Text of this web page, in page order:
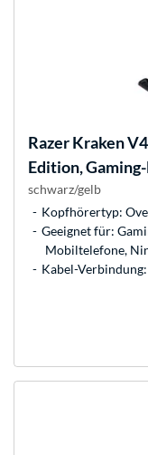
RazerKraken
Edition,
schwarz/gelb
Kopfhörertyp:
Geeignet für:
Mobiltelefone,
Kabel-Verbindung: